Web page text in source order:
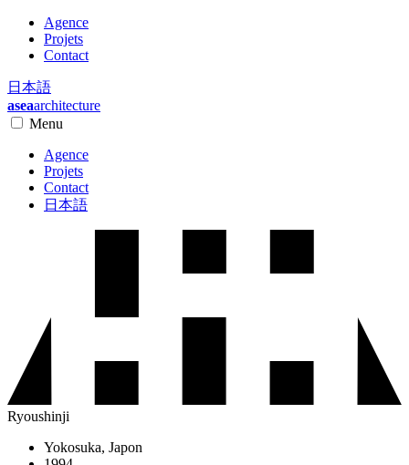
Agence
Projets
Contact
日本語
aseaarchitecture
Menu
Agence
Projets
Contact
日本語
Ryoushinji
Yokosuka, Japon